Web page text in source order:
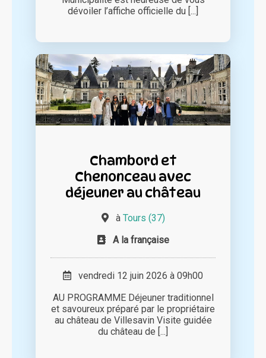
dévoiler l’affiche officielle du [...]
Chambord et
Chenonceau avec
déjeuner au château
à Tours (37)
A la française
vendredi 12 juin 2026 à 09h00
AU PROGRAMME Déjeuner traditionnel
et savoureux préparé par le propriétaire
au château de Villesavin Visite guidée
du château de [...]